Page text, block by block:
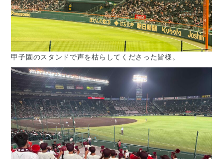
甲子園のスタンドで声を枯らしてくださった皆様。